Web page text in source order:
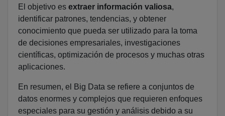
El objetivo es extraer información valiosa,
identificar patrones, tendencias, y obtener
conocimiento que pueda ser utilizado para la toma
de decisiones empresariales, investigaciones
científicas, optimización de procesos y muchas otras
aplicaciones.
En resumen, el Big Data se refiere a conjuntos de
datos enormes y complejos que requieren enfoques
especiales para su gestión y análisis debido a su